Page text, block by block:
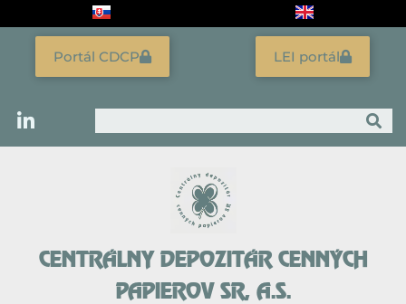
Vyhľadať
LEI portál
Portál CDCP
CENTRÁLNY DEPOZITÁR CENNÝCH
PAPIEROV SR, A.S.